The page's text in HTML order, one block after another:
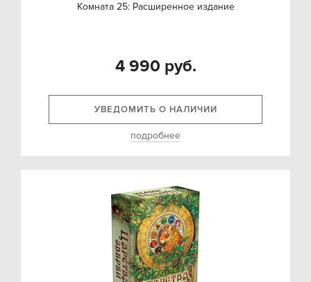
Комната 25: Расширенное издание
4 990 руб.
УВЕДОМИТЬ О НАЛИЧИИ
подробнее